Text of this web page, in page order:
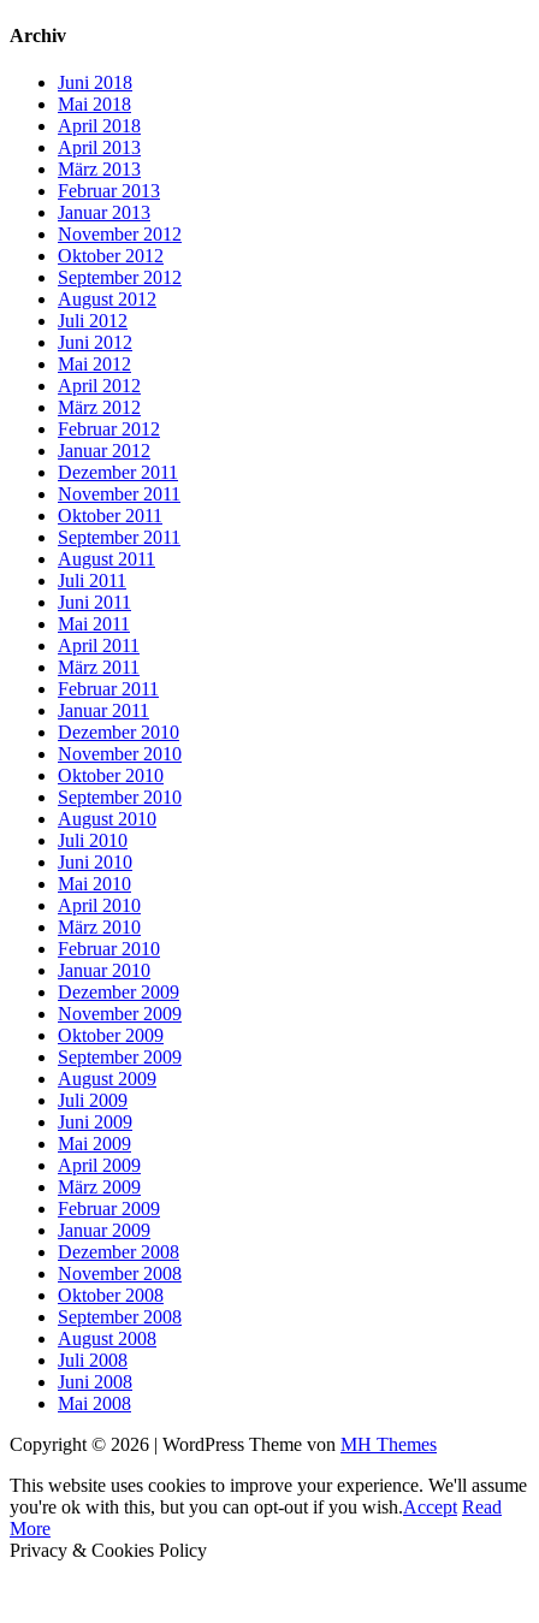
Archiv
Juni 2018
Mai 2018
April 2018
April 2013
März 2013
Februar 2013
Januar 2013
November 2012
Oktober 2012
September 2012
August 2012
Juli 2012
Juni 2012
Mai 2012
April 2012
März 2012
Februar 2012
Januar 2012
Dezember 2011
November 2011
Oktober 2011
September 2011
August 2011
Juli 2011
Juni 2011
Mai 2011
April 2011
März 2011
Februar 2011
Januar 2011
Dezember 2010
November 2010
Oktober 2010
September 2010
August 2010
Juli 2010
Juni 2010
Mai 2010
April 2010
März 2010
Februar 2010
Januar 2010
Dezember 2009
November 2009
Oktober 2009
September 2009
August 2009
Juli 2009
Juni 2009
Mai 2009
April 2009
März 2009
Februar 2009
Januar 2009
Dezember 2008
November 2008
Oktober 2008
September 2008
August 2008
Juli 2008
Juni 2008
Mai 2008
Copyright © 2026 | WordPress Theme von MH Themes
This website uses cookies to improve your experience. We'll assume
you're ok with this, but you can opt-out if you wish.Accept Read
More
Privacy & Cookies Policy